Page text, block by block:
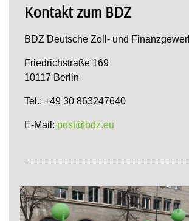
Kontakt zum BDZ
BDZ Deutsche Zoll- und
Friedrichstraße 169
10117 Berlin
Tel.: +49 30 863247640
E-Mail: post@bdz.eu